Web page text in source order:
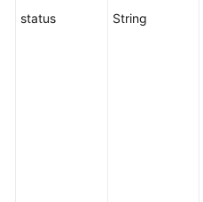
status String